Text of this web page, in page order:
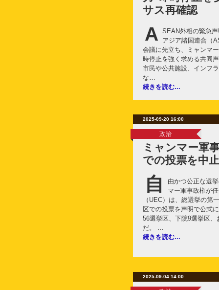
サス再確認
A SEAN外相の緊急
アジア諸国連合（
会議に先立ち、ミャンマ
時停止を強く求める共同
市民や公共施設、インフ
な…
続きを読む...
2025-09-20 16:00
政治
ミャンマー軍
での投票を中止
自
由かつ公正な選
マー軍事政権が
（UEC）は、総選挙の第
区での投票を声明で公式
56選挙区、下院9選挙区
だ。 …
続きを読む...
2025-09-04 14:00